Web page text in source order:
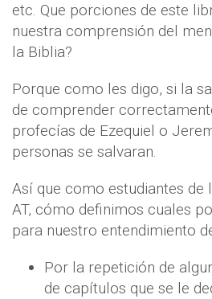
etc. Que porciones de este
nuestra comprensión del
la Biblia?
Porque como les digo, si la
de comprender
profecías de Ezequiel o
personas se salvaran.
Así que como estudiantes de
AT, cómo definimos cuales
para nuestro entendimiento
Por la repetición de
de capítulos que se le